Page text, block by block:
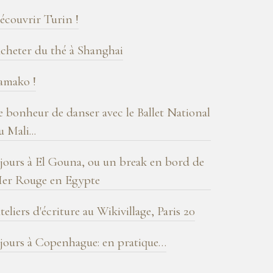
Turin !
du thé à Shanghai
!
bonheur de danser avec le Ballet National
Mali...
à El Gouna, ou un break en bord de
Rouge en Egypte
d'écriture au Wikivillage, Paris 20
à Copenhague: en pratique…